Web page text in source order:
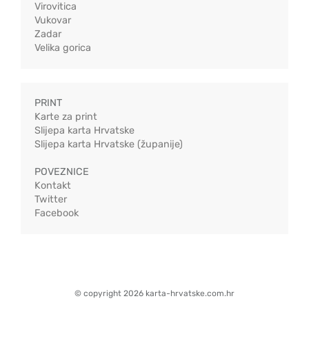
Virovitica
Vukovar
Zadar
Velika gorica
PRINT
Karte za print
Slijepa karta Hrvatske
Slijepa karta Hrvatske (županije)
POVEZNICE
Kontakt
Twitter
Facebook
© copyright 2026 karta-hrvatske.com.hr